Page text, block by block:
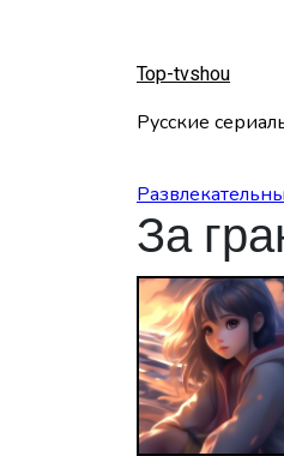
Top-tvshou
Русские
За